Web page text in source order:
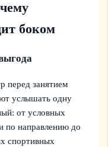
боком
перед занятием
услышать одну
от условных
по направлению до
спортивных